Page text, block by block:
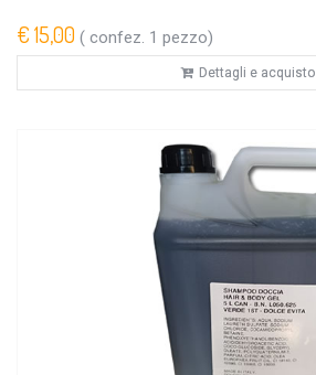
€ 15,00 ( confez. 1 pezzo)
Dettagli e acquisto